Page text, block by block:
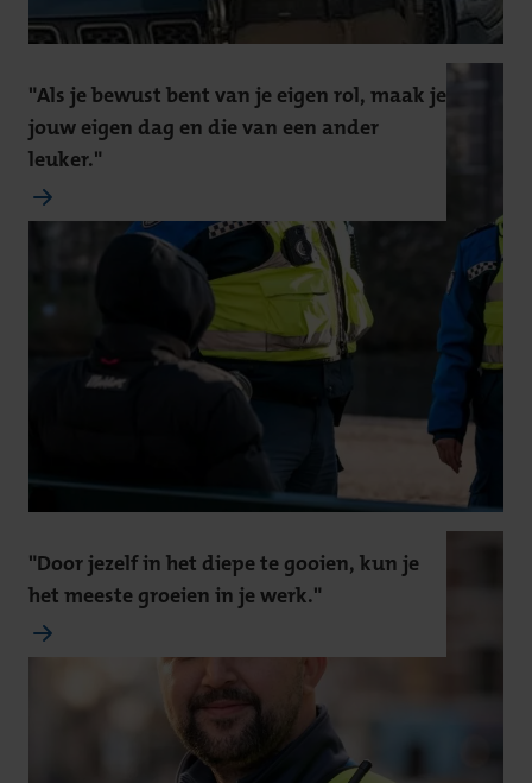
"Als je bewust bent van je eigen rol, maak je
jouw eigen dag en die van een ander
leuker."
"Door jezelf in het diepe te gooien, kun je
het meeste groeien in je werk."